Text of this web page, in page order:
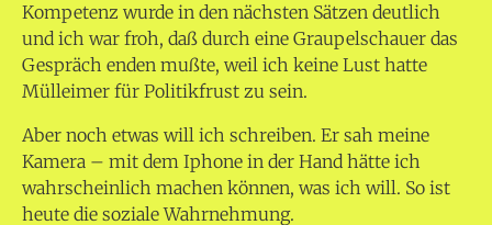
Kompetenz wurde in den nächsten Sätzen deutlich
und ich war froh, daß durch eine Graupelschauer das
Gespräch enden mußte, weil ich keine Lust hatte
Mülleimer für Politikfrust zu sein.
Aber noch etwas will ich schreiben. Er sah meine
Kamera – mit dem Iphone in der Hand hätte ich
wahrscheinlich machen können, was ich will. So ist
heute die soziale Wahrnehmung.